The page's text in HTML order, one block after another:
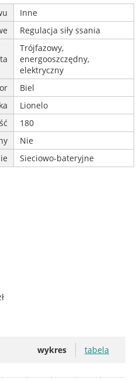
Inne
Regulacja siły ssania
Trójfazowy,
energooszczędny,
elektryczny
Biel
Lionelo
180
Nie
Sieciowo-bateryjne
wykres tabela